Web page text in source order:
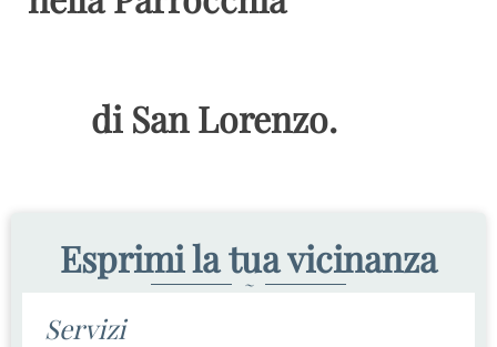
di San Lorenzo.
Esprimi la tua vicinanza
~
Servizi